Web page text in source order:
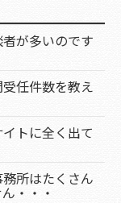
が多いのです
任件数を教え
トに全く出て
所はたくさん
・・・